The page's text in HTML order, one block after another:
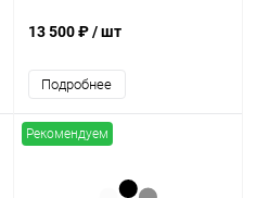
13 500 ₽/ шт
Подробнее
Рекомендуем